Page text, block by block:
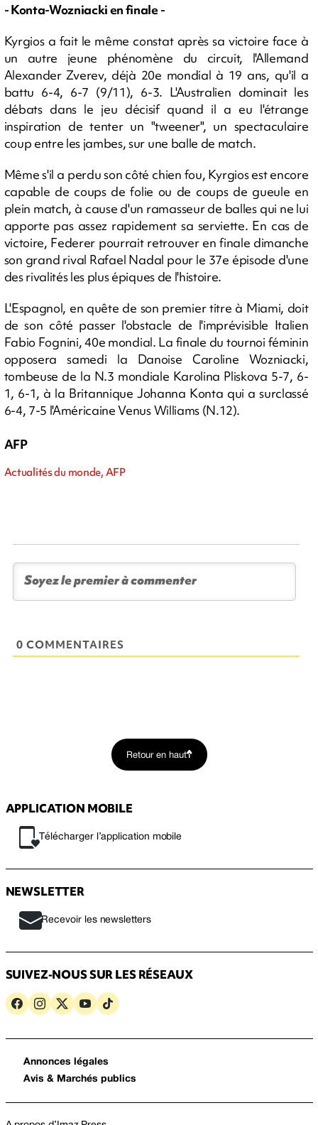
- Konta-Wozniacki en finale -
Kyrgios a fait le même constat après sa victoire face à
un autre jeune phénomène du circuit, l'Allemand
Alexander Zverev, déjà 20e mondial à 19 ans, qu'il a
battu 6-4, 6-7 (9/11), 6-3. L'Australien dominait les
débats dans le jeu décisif quand il a eu l'étrange
inspiration de tenter un "tweener", un spectaculaire
coup entre les jambes, sur une balle de match.
Même s'il a perdu son côté chien fou, Kyrgios est encore
capable de coups de folie ou de coups de gueule en
plein match, à cause d'un ramasseur de balles qui ne lui
apporte pas assez rapidement sa serviette. En cas de
victoire, Federer pourrait retrouver en finale dimanche
son grand rival Rafael Nadal pour le 37e épisode d'une
des rivalités les plus épiques de l'histoire.
L'Espagnol, en quête de son premier titre à Miami, doit
de son côté passer l'obstacle de l'imprévisible Italien
Fabio Fognini, 40e mondial. La finale du tournoi féminin
opposera samedi la Danoise Caroline Wozniacki,
tombeuse de la N.3 mondiale Karolina Pliskova 5-7, 6-
1, 6-1, à la Britannique Johanna Konta qui a surclassé
6-4, 7-5 l'Américaine Venus Williams (N.12).
AFP
Actualités du monde, AFP
0 COMMENTAIRES
Retour en haut
APPLICATION MOBILE
Télécharger l’application mobile
NEWSLETTER
Recevoir les newsletters
SUIVEZ-NOUS SUR LES RÉSEAUX
Annonces légales
Avis & Marchés publics